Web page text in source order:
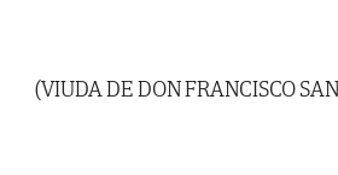
(VIUDA DE DON FRANCISCO